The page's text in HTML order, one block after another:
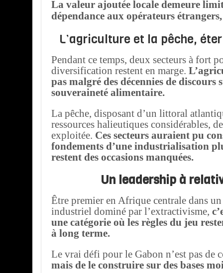
La valeur ajoutée locale demeure
dépendance aux opérateurs
L’agriculture et la pêche,
Pendant ce temps, deux secteurs à fort
diversification restent en marge.
pas malgré des décennies de discours
souveraineté alimentaire.
La pêche, disposant d’un littoral
ressources halieutiques considérables,
exploitée. Ces secteurs auraient pu
fondements d’une industrialisation
restent des occasions manquées.
Un leadership à
Être premier en Afrique centrale dans un
industriel dominé par l’extractivisme,
une catégorie où les règles du jeu
à long terme.
Le vrai défi pour le Gabon n’est pas de
mais de le construire sur des bases